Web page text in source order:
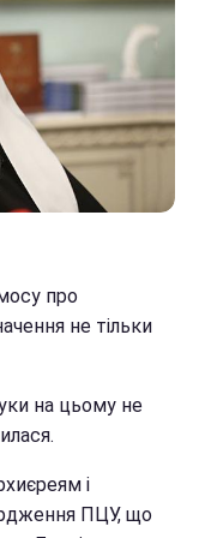
про
не тільки
на цьому не
і
ПЦУ, що